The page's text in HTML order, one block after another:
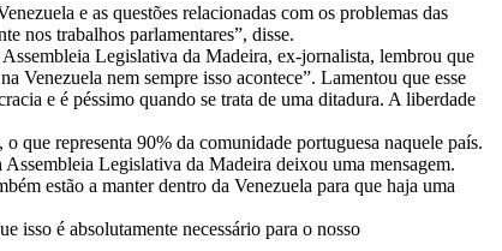
e as questões relacionadas com os problemas das
nos trabalhos parlamentares”, disse.
Legislativa da Madeira, ex-jornalista, lembrou que
Venezuela nem sempre isso acontece”. Lamentou que esse
e é péssimo quando se trata de uma ditadura. A liberdade
que representa 90% da comunidade portuguesa naquele país.
Legislativa da Madeira deixou uma mensagem.
estão a manter dentro da Venezuela para que haja uma
isso é absolutamente necessário para o nosso